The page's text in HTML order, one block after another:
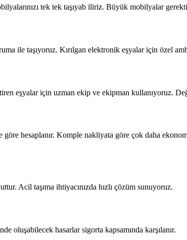
tek tek taşıyab iliriz. Büyük mobilyalar
ile taşıyoruz. Kırılgan elektronik eşyalar için özel
eşyalar için uzman ekip ve ekipman kullanıyoruz.
göre hesaplanır. Komple nakliyata göre çok daha
Acil taşıma ihtiyacınızda hızlı çözüm sunuyoruz.
oluşabilecek hasarlar sigorta kapsamında karşılanır.